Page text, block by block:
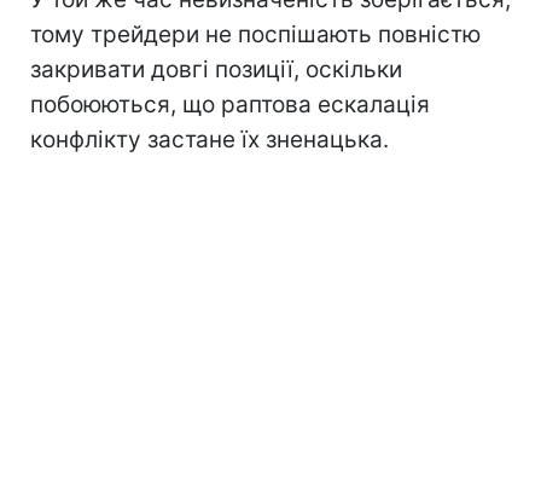
тому трейдери не поспішають повністю
закривати довгі позиції, оскільки
побоюються, що раптова ескалація
конфлікту застане їх зненацька.